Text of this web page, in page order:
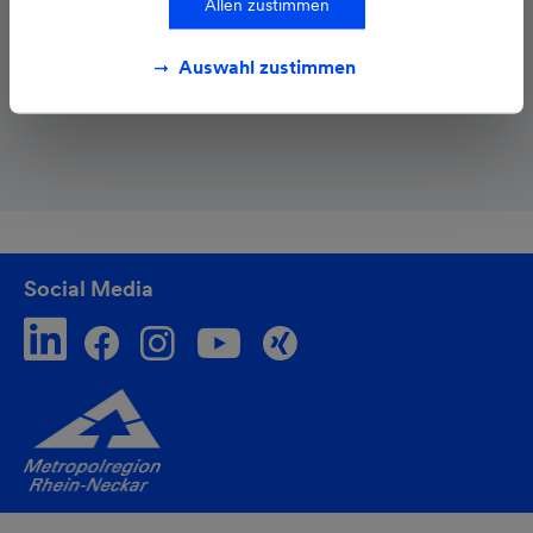
Allen zustimmen
Auswahl zustimmen
www.qivalo.de
Social Media